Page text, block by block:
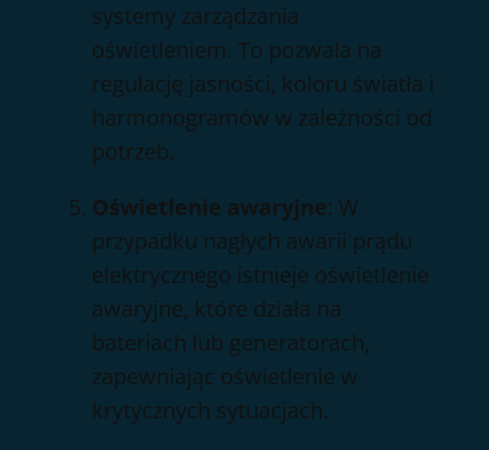
systemy zarządzania
oświetleniem. To pozwala na
regulację jasności, koloru światła i
harmonogramów w zależności od
potrzeb.
Oświetlenie awaryjne: W
przypadku nagłych awarii prądu
elektrycznego istnieje oświetlenie
awaryjne, które działa na
bateriach lub generatorach,
zapewniając oświetlenie w
krytycznych sytuacjach.